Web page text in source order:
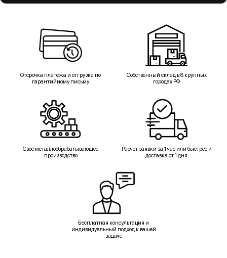
Отсрочка платежа и отгрузка по
гарантийному письму
Собственный склад в 8 крупных
городах РФ
Свое металлообрабатывающее
производство
Расчет заявки за 1 час или быстрее и
доставка от 1 дня
Бесплатная консультация и
индивидуальный подход к вашей
задаче